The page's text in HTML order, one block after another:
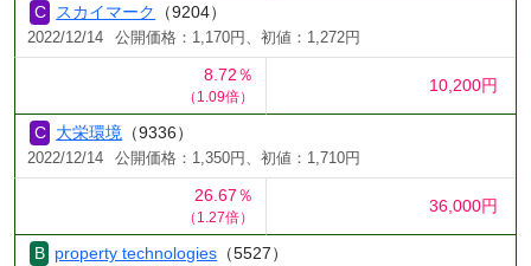
スカイマーク （9204）
2022/12/14 公開価格：1,170円、初値：1,272円
8.72％
（1.09倍）
10,200円
大栄環境 （9336）
2022/12/14 公開価格：1,350円、初値：1,710円
26.67％
（1.27倍）
36,000円
property technologies （5527）